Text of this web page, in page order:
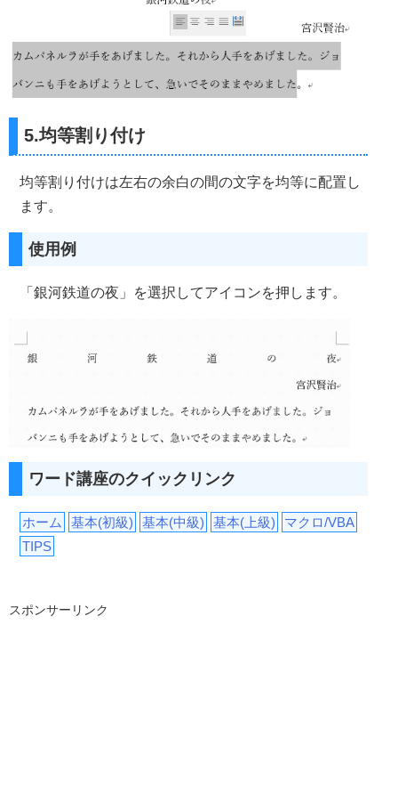
5.均等割り付け
均等割り付けは左右の余白の間の文字を均等に配置し
ます。
使用例
「銀河鉄道の夜」を選択してアイコンを押します。
ワード講座のクイックリンク
ホーム 基本(初級) 基本(中級) 基本(上級)
マクロ/VBA
TIPS
スポンサーリンク